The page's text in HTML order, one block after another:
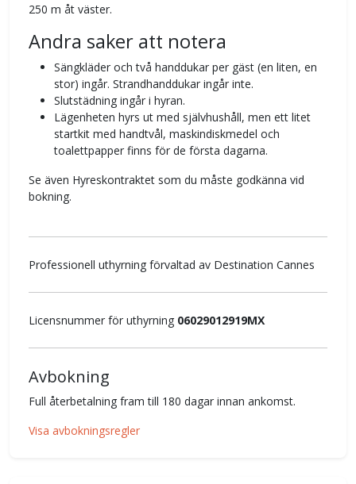
250 m åt väster.
Andra saker att notera
Sängkläder och två handdukar per gäst (en liten, en
stor) ingår. Strandhanddukar ingår inte.
Slutstädning ingår i hyran.
Lägenheten hyrs ut med självhushåll, men ett litet
startkit med handtvål, maskindiskmedel och
toalettpapper finns för de första dagarna.
Se även Hyreskontraktet som du måste godkänna vid
bokning.
Professionell uthyrning förvaltad av Destination Cannes
Licensnummer för uthyrning 06029012919MX
Avbokning
Full återbetalning fram till 180 dagar innan ankomst.
Visa avbokningsregler